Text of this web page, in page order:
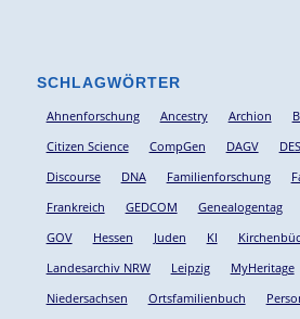
SCHLAGWÖRTER
Ahnenforschung Ancestry Archion
Citizen Science
CompGen DAGV DES
Discourse
DNA Familienforschung
Frankreich
GEDCOM Genealogentag
GOV
Hessen Juden KI
Landesarchiv NRW
Leipzig MyHeritage
Niedersachsen
Ortsfamilienbuch